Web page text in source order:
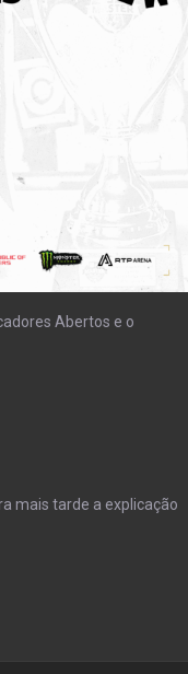
Abertos e o
mais tarde a explicação